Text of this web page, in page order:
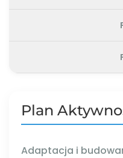
Plan
Adaptacja i